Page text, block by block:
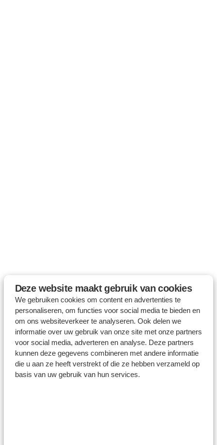
Deze website maakt gebruik van cookies
We gebruiken cookies om content en advertenties te
personaliseren, om functies voor social media te bieden en
om ons websiteverkeer te analyseren. Ook delen we
informatie over uw gebruik van onze site met onze partners
voor social media, adverteren en analyse. Deze partners
kunnen deze gegevens combineren met andere informatie
die u aan ze heeft verstrekt of die ze hebben verzameld op
basis van uw gebruik van hun services.